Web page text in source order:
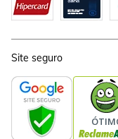
Site seguro